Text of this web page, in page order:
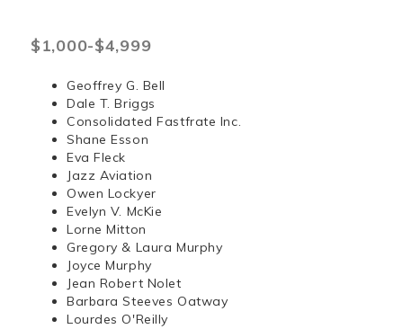
$1,000-$4,999
Geoffrey G. Bell
Dale T. Briggs
Consolidated Fastfrate Inc.
Shane Esson
Eva Fleck
Jazz Aviation
Owen Lockyer
Evelyn V. McKie
Lorne Mitton
Gregory & Laura Murphy
Joyce Murphy
Jean Robert Nolet
Barbara Steeves Oatway
Lourdes O'Reilly